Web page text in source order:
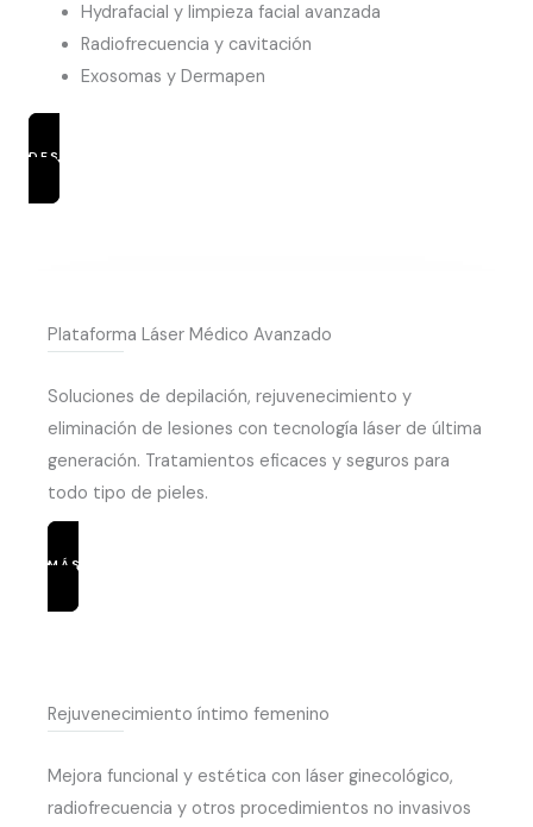
Hydrafacial y limpieza facial avanzada
Radiofrecuencia y cavitación
Exosomas y Dermapen
DESCUBRIR TRATAMIENTOS
Plataforma Láser Médico Avanzado
Soluciones de depilación, rejuvenecimiento y
eliminación de lesiones con tecnología láser de última
generación. Tratamientos eficaces y seguros para
todo tipo de pieles.
MÁS INFORMACIÓN
Rejuvenecimiento íntimo femenino
Mejora funcional y estética con láser ginecológico,
radiofrecuencia y otros procedimientos no invasivos